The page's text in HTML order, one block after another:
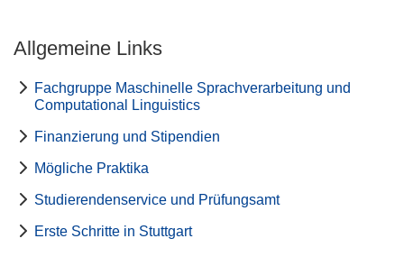
Allgemeine Links
Fachgruppe Maschinelle Sprachverarbeitung und
Computational Linguistics
Finanzierung und Stipendien
Mögliche Praktika
Studierendenservice und Prüfungsamt
Erste Schritte in Stuttgart